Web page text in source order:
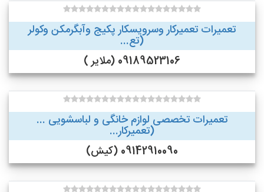
تعمیرات تعمیرکار وسرویسکار پکیج وآبگرمکن وکولر
(تع...
09189523106 (ملایر )
تعمیرات تخصصی لوازم خانگی و لباسشویی ...
(تعمیرکار...
09142910090 (کیش)